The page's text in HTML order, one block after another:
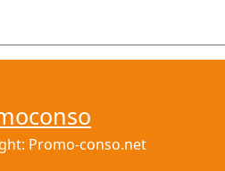
Promo-conso.net